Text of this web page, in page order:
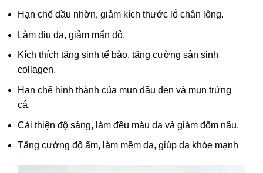
Hạn chế dầu nhờn, giảm kích thước lỗ chân lông.
Làm dịu da, giảm mẩn đỏ.
Kích thích tăng sinh tế bào, tăng cường sản sinh
collagen.
Hạn chế hình thành của mụn đầu đen và mụn trứng
cá.
Cải thiện độ sáng, làm đều màu da và giảm đốm nâu.
Tăng cường độ ẩm, làm mềm da, giúp da khỏe mạnh